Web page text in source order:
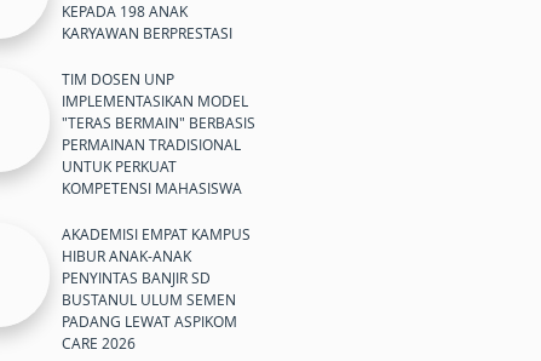
KEPADA 198 ANAK
KARYAWAN BERPRESTASI
TIM DOSEN UNP
IMPLEMENTASIKAN MODEL
"TERAS BERMAIN" BERBASIS
PERMAINAN TRADISIONAL
UNTUK PERKUAT
KOMPETENSI MAHASISWA
AKADEMISI EMPAT KAMPUS
HIBUR ANAK-ANAK
PENYINTAS BANJIR SD
BUSTANUL ULUM SEMEN
PADANG LEWAT ASPIKOM
CARE 2026